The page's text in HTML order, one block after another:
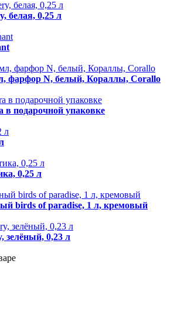
белая, 0,25 л
фарфор N, белый, Кораллы, Corallo
подарочной упаковке
0,25 л
birds of paradise, 1 л, кремовый
зелёный, 0,23 л